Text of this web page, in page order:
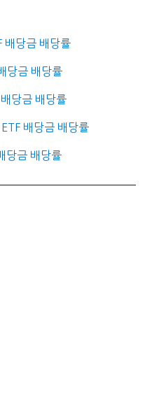
배당금 배당률
당금 배당률
당금 배당률
배당금 배당률
당금 배당률